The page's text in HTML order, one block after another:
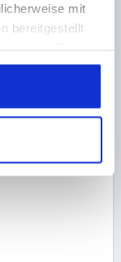
mit
bereitgestellt
ZU =Ø18X0,8-2
DETAILS